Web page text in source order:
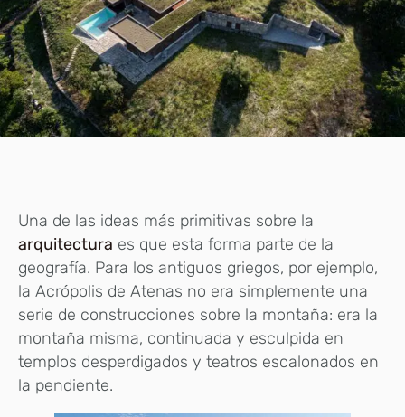
Una de las ideas más primitivas sobre la
arquitectura es que esta forma parte de la
geografía. Para los antiguos griegos, por ejemplo,
la Acrópolis de Atenas no era simplemente una
serie de construcciones sobre la montaña: era la
montaña misma, continuada y esculpida en
templos desperdigados y teatros escalonados en
la pendiente.